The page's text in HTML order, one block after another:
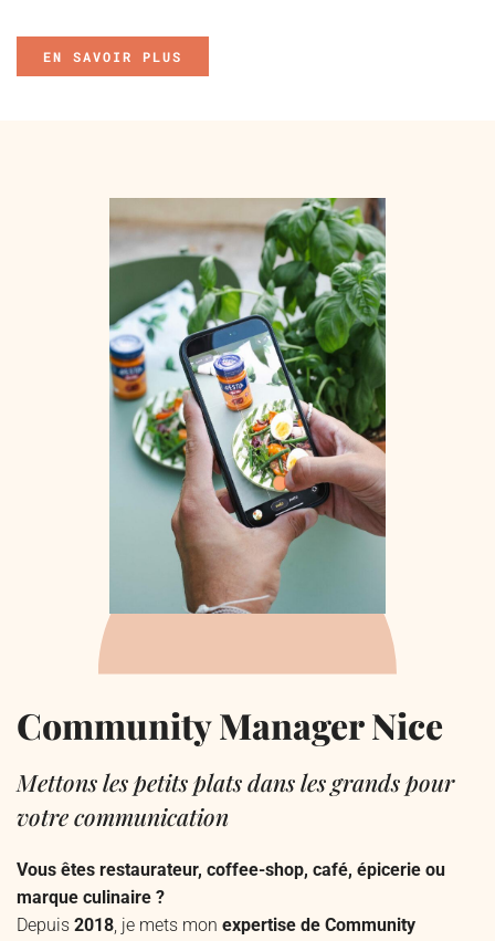
EN SAVOIR PLUS
Community Manager Nice
Mettons les petits plats dans les grands pour
votre communication
Vous êtes restaurateur, coffee-shop, café, épicerie ou
marque culinaire ?
Depuis 2018, je mets mon expertise de Community